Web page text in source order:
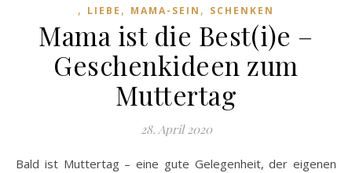
, LIEBE , MAMA-SEIN , SCHENKEN
Mama ist die Best(i)e –
Geschenkideen zum
Muttertag
28. April 2020
Bald ist Muttertag – eine gute Gelegenheit, der eigenen